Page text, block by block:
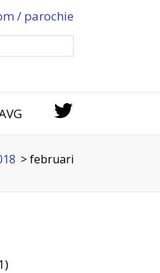
/ parochie
>februari